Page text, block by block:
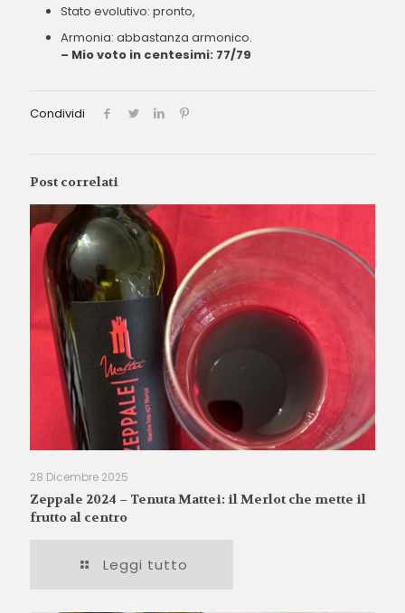
Stato evolutivo: pronto,
Armonia: abbastanza armonico.
– Mio voto in centesimi: 77/79
Condividi
Post correlati
28 Dicembre 2025
Zeppale 2024 – Tenuta Mattei: il Merlot che mette il
frutto al centro
Leggi tutto